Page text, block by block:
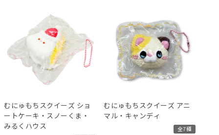
むにゅもちスクイーズ ショ
ートケーキ・スノーくま・
みるくハウス
むにゅもちスクイーズ アニ
マル・キャンディ
全7種